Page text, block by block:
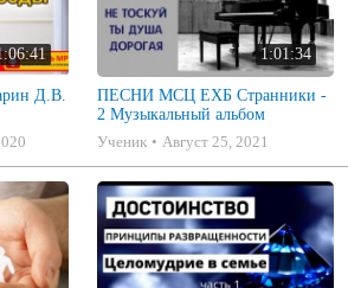
1:01:34
ПЕСНИ МСЦ ЕХБ Странники -
2 Музыкальный альбом
Ученик
Август 25, 2021